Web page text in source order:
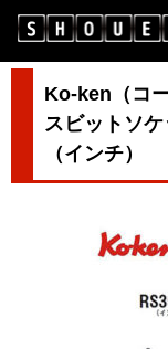
Ko-ken（コ
スビットソ
（インチ）